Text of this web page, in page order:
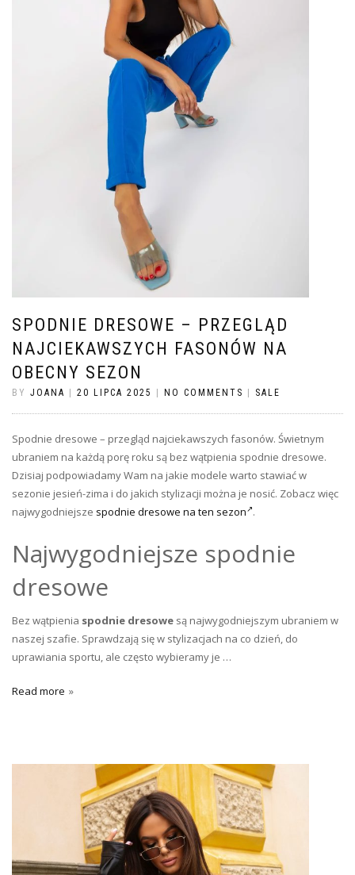
SPODNIE DRESOWE – PRZEGLĄD
NAJCIEKAWSZYCH FASONÓW NA
OBECNY SEZON
BY JOANA | 20 LIPCA 2025 | NO COMMENTS | SALE
Spodnie dresowe – przegląd najciekawszych fasonów. Świetnym
ubraniem na każdą porę roku są bez wątpienia spodnie dresowe.
Dzisiaj podpowiadamy Wam na jakie modele warto stawiać w
sezonie jesień-zima i do jakich stylizacji można je nosić. Zobacz więc
najwygodniejsze spodnie dresowe na ten sezon .
Najwygodniejsze spodnie
dresowe
Bez wątpienia spodnie dresowe są najwygodniejszym ubraniem w
naszej szafie. Sprawdzają się w stylizacjach na co dzień, do
uprawiania sportu, ale często wybieramy je …
Read more